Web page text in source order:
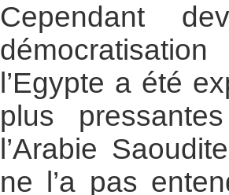
Cependant
l’Egypte a été
plus
l’Arabie
ne l’a pas